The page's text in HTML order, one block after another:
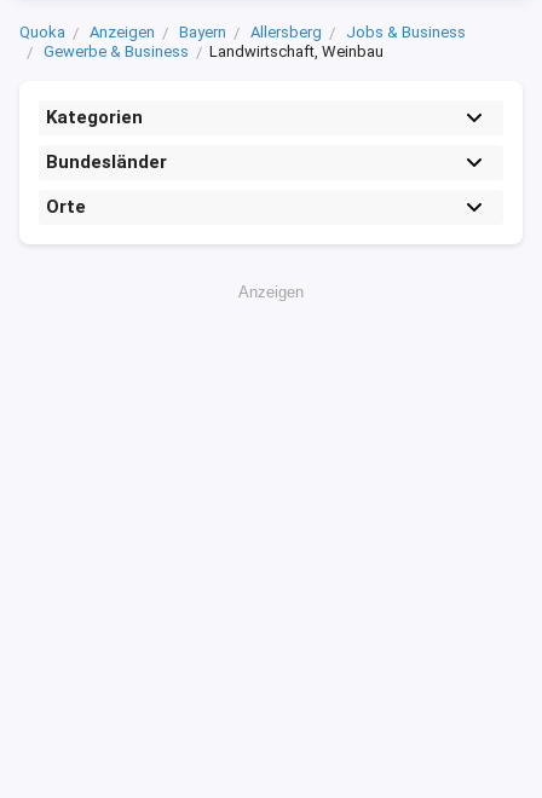
Quoka Anzeigen Bayern Allersberg
Jobs & Business
Gewerbe & Business
Landwirtschaft, Weinbau
Kategorien
Bundesländer
Orte
Anzeigen